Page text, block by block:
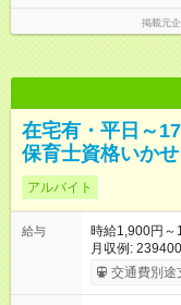
掲載元
在宅有・平日～
保育士資格いか
アルバイト
給与
時給1,900円～
月収例: 239400円～
間なし交通費別途